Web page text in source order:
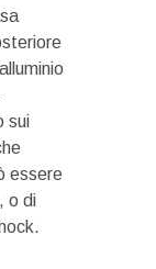
sui
essere
o di